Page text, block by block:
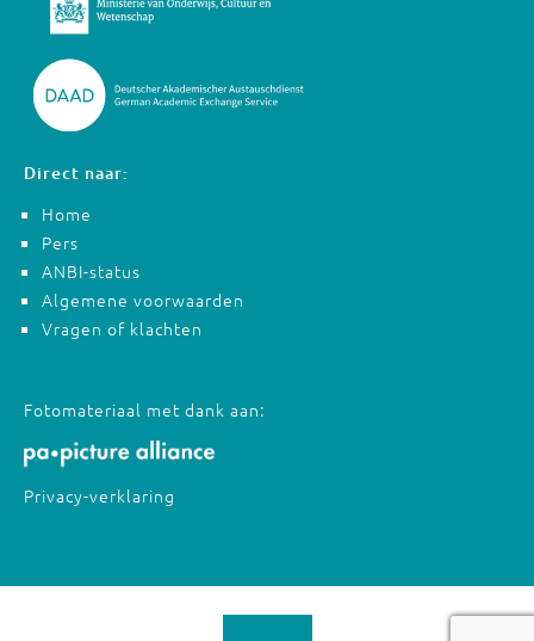
Direct naar:
Home
Pers
ANBI-status
Algemene voorwaarden
Vragen of klachten
Fotomateriaal met dank aan:
Privacy-verklaring